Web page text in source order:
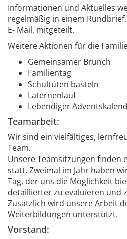
Informationen und Aktuelles
regelmäßig in einem
E- Mail, mitgeteilt.
Weitere Aktionen für die
Gemeinsamer Brunch
Familientag
Schultüten basteln
Laternenlauf
Lebendiger
Teamarbeit:
Wir sind ein vielfältiges,
Team.
Unsere Teamsitzungen finden
statt. Zweimal im Jahr haben
Tag, der uns die Möglichkeit
detaillierter zu evaluieren und
Zusätzlich wird unsere Arbeit
Weiterbildungen unterstützt.
Vorstand: